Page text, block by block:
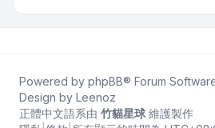
Powered by phpBB® Forum
Design by Leenoz
正體中文語系由 竹貓星球 維護製作